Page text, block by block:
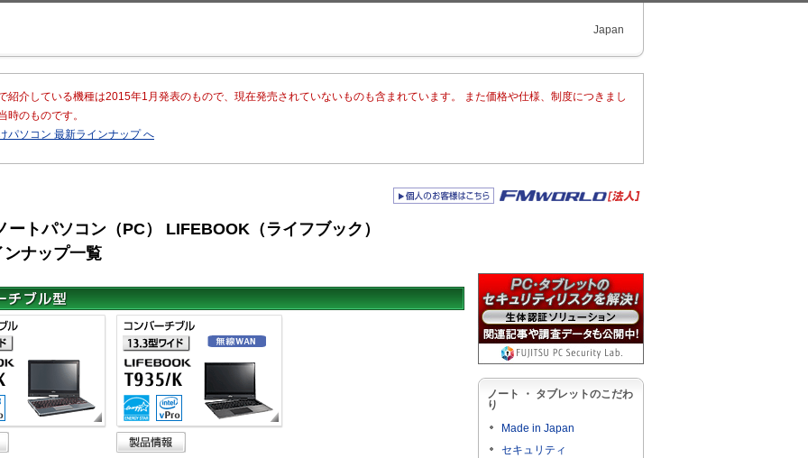
Japan
紹介している機種は2015年1月発表のもので、現在発売されていないものも含まれています。 また価格や仕様、制度につきまし
時のものです。
パソコン 最新ラインナップ へ
ートパソコン（PC） LIFEBOOK（ライフブック）
ンナップ一覧
ノート ・ タブレットのこだわ
り
Made in Japan
セキュリティ